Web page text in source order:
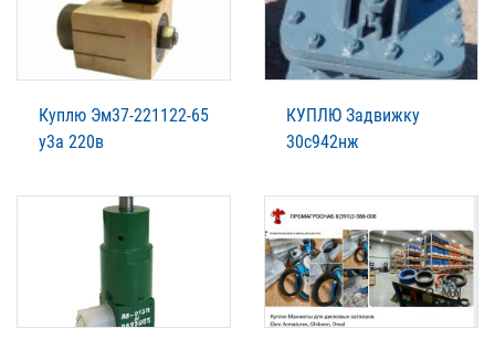
Куплю Эм37-221122-65
у3а 220в
КУПЛЮ Задвижку
30с942нж